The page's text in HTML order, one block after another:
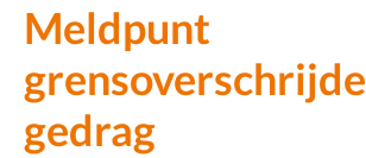
Meldpunt
gedrag